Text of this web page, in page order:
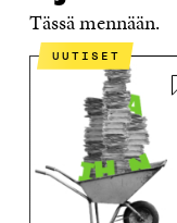
Tässä mennään.
UUTISET